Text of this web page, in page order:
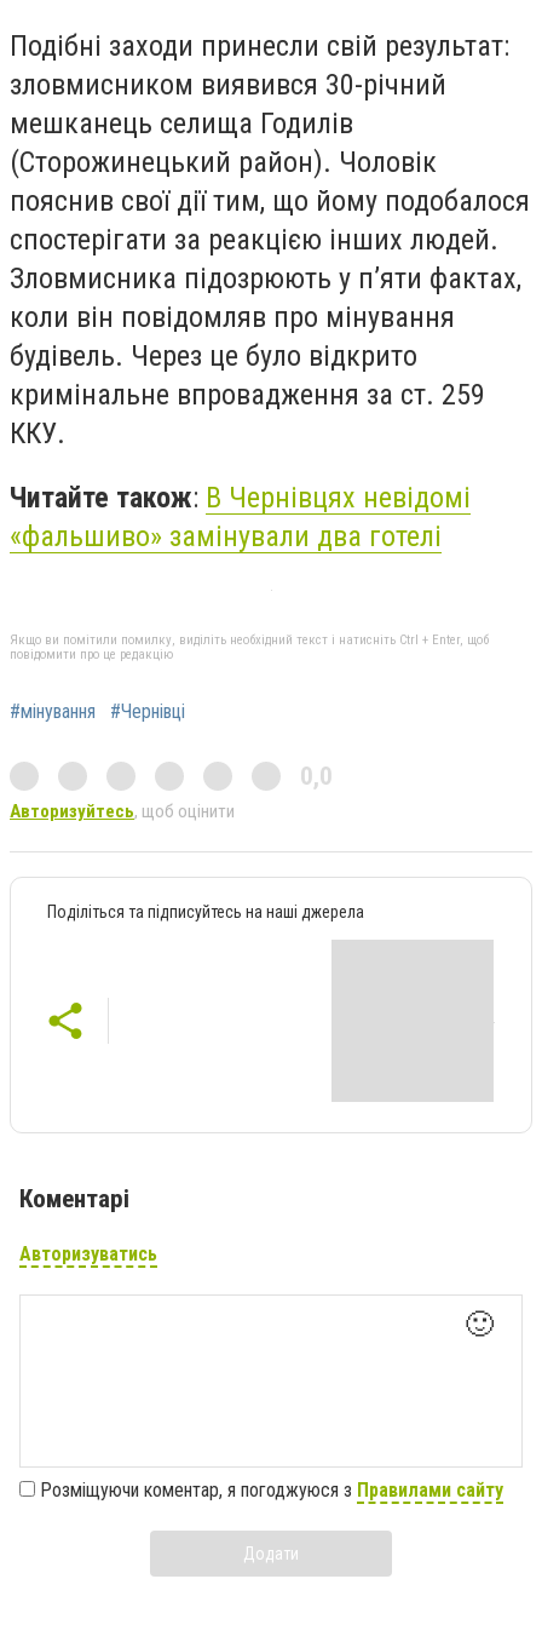
Подібні заходи принесли свій результат:
зловмисником виявився 30-річний
мешканець селища Годилів
(Сторожинецький район). Чоловік
пояснив свої дії тим, що йому подобалося
спостерігати за реакцією інших людей.
Зловмисника підозрюють у п’яти фактах,
коли він повідомляв про мінування
будівель. Через це було відкрито
кримінальне впровадження за ст. 259
ККУ.
Читайте також: В Чернівцях невідомі
«фальшиво» замінували два готелі
Якщо ви помітили помилку, виділіть необхідний текст і натисніть Ctrl + Enter, щоб
повідомити про це редакцію
#мінування #Чернівці
0,0
Авторизуйтесь, щоб оцінити
Поділіться та підписуйтесь на наші джерела
Коментарі
Авторизуватись
🙂
Розміщуючи коментар, я погоджуюся з Правилами сайту
Додати